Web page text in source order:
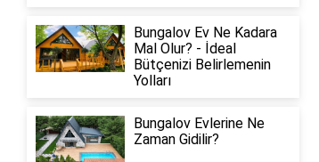
Bungalov Ev Ne Kadara
Mal Olur? - İdeal
Bütçenizi Belirlemenin
Yolları
Bungalov Evlerine Ne
Zaman Gidilir?